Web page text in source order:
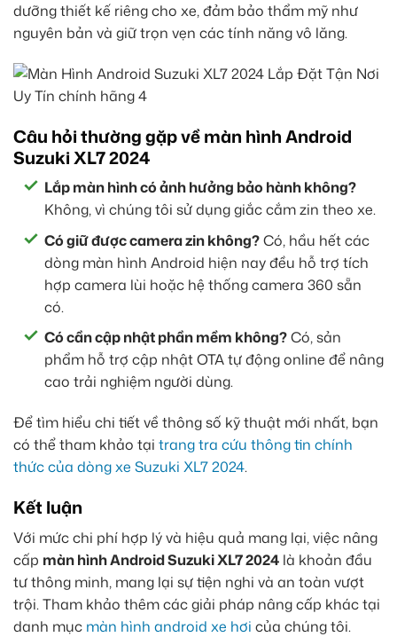
dưỡng thiết kế riêng cho xe, đảm bảo thẩm mỹ như
nguyên bản và giữ trọn vẹn các tính năng vô lăng.
Câu hỏi thường gặp về màn hình Android
Suzuki XL7 2024
Lắp màn hình có ảnh hưởng bảo hành không?
Không, vì chúng tôi sử dụng giắc cắm zin theo xe.
Có giữ được camera zin không?Có, hầu hết các
dòng màn hình Android hiện nay đều hỗ trợ tích
hợp camera lùi hoặc hệ thống camera 360 sẵn
có.
Có cần cập nhật phần mềm không?Có, sản
phẩm hỗ trợ cập nhật OTA tự động online để nâng
cao trải nghiệm người dùng.
Để tìm hiểu chi tiết về thông số kỹ thuật mới nhất, bạn
có thể tham khảo tại trang tra cứu thông tin chính
thức của dòng xe Suzuki XL7 2024.
Kết luận
Với mức chi phí hợp lý và hiệu quả mang lại, việc nâng
cấp màn hình Android Suzuki XL7 2024 là khoản đầu
tư thông minh, mang lại sự tiện nghi và an toàn vượt
trội. Tham khảo thêm các giải pháp nâng cấp khác tại
danh mục màn hình android xe hơi của chúng tôi.